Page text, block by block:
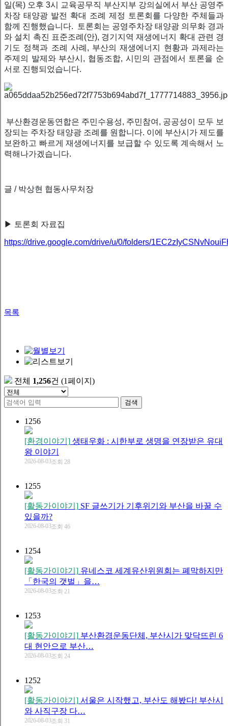
일(목) 오후 3시 교육공무직 부산지부 강의실에서 부산 공영주
차장 태양광 발전 확대 조례 제정 토론회를 다양한 주체들과
함께 진행했습니다. 토론회는 공영주차장 태양광 의무화 경과
와 설치 촉진 표준조례(안), 경기지역 재생에너지 확대 관련 경
기도 정책과 조례 사례, 부산의 재생에너지 현황과 과제라는
주제의 발제와 부산시, 협동조합, 시민의 관점에서 토론을 순
서로 진행되었습니다.
부산환경운동연합은 주민수용성, 주민참여, 공공성이 모두 보
장되는 주차장 태양광 조례를 원합니다. 이에 부산시가 제도를
보완하고 빠르게 재생에너지를 보급할 수 있도록 계속해서 노
력해나가겠습니다.
글 / 박상현 협동사무처장
▶ 토론회 자료집
https://drive.google.com/drive/u/0/folders/
목록
전체 1,256건 (1페이지)
검색
1256
[환경이야기] 생태우화 : 시한부로 생명을 연장받은 유대
왕 이야기
2026-08-03조회 28
1255
[활동가이야기] SF 글쓰기가 기후위기와 부산을 바꿀 수
있을까?
2026-08-03조회 46
1254
[활동가이야기] 유네스코 세계유산위원회는 폐막하지만
「한국의 갯벌」을…
2026-08-03조회 21
1253
[활동가이야기] 부산환경운동단체, 부산시가 맞닥뜨린 6
대 현안으로 부산…
2026-08-03조회 24
1252
[활동가이야기] 서울은 시작했고, 부산도 해봤다! 부산시
와 사직구장 다…
2026-08-03조회 31